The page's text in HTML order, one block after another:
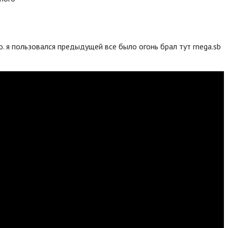
пользовался предыдущей все было огонь брал тут rnega.sb